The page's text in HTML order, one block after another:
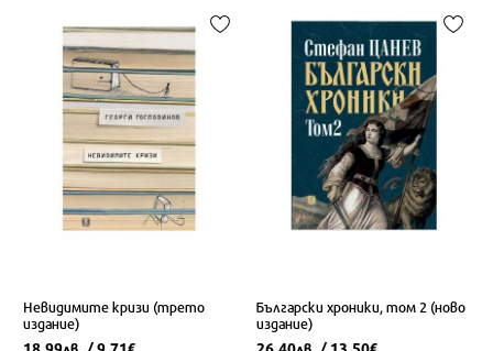
Невидимите кризи (трето
издание)
Български хроники, том 2 (ново
издание)